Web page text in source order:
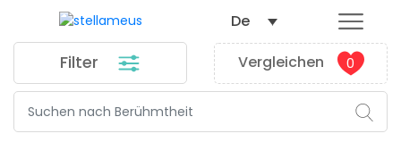
Filter Vergleichen 0
De